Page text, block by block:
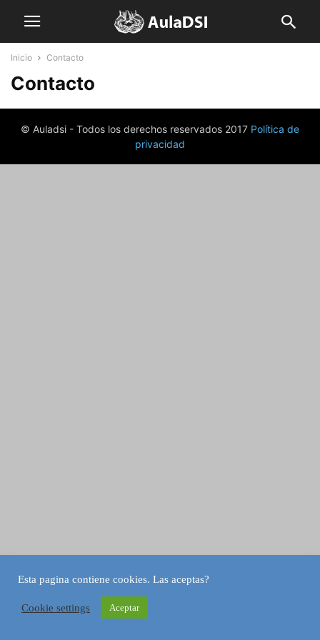
Inicio Contacto
Contacto
© Auladsi - Todos los derechos reservados 2017 Política de
privacidad
Esta pagina contiene cookies. Las aceptas?
Cookie settings Aceptar